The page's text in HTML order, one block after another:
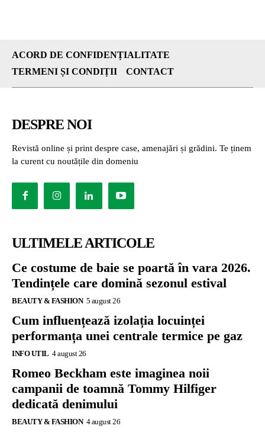
ACORD DE CONFIDENȚIALITATE
TERMENI ȘI CONDIȚII
CONTACT
DESPRE NOI
Revistă online și print despre case, amenajări și grădini. Te ținem
la curent cu noutățile din domeniu
ULTIMELE ARTICOLE
Ce costume de baie se poartă în vara 2026.
Tendințele care domină sezonul estival
BEAUTY & FASHION 5 august 26
Cum influențează izolația locuinței
performanța unei centrale termice pe gaz
INFO UTIL 4 august 26
Romeo Beckham este imaginea noii
campanii de toamnă Tommy Hilfiger
dedicată denimului
BEAUTY & FASHION 4 august 26